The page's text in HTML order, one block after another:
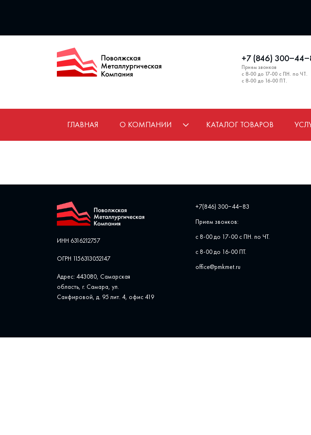
+7 (846)
Прием звонков
с 8-00 до 17-00 с ПН. по ЧТ.
с 8-00 до 16-00 ПТ.
ГЛАВНАЯ О КОМПАНИИ КАТАЛОГ ТОВАРОВ
ИНН 6316212757
ОГРН 1156313052147
Адрес: 443080, Самарская
область, г. Самара, ул. ​
Санфировой, д. 95 лит. 4, офис ​419
+7(846) 300‒44‒83
Прием звонков:
с 8-00 до 17-00 с ПН. по ЧТ.
с 8-00 до 16-00 ПТ.
office@pmkmet.ru